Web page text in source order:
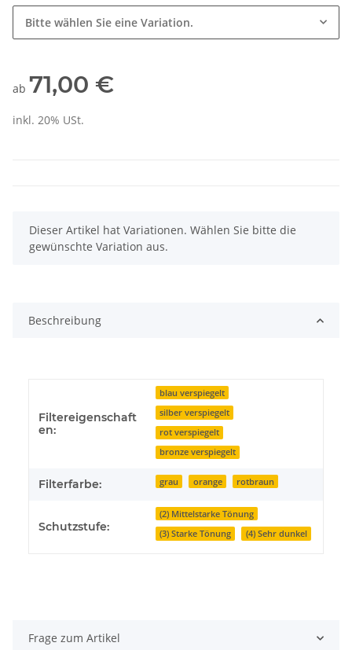
Bitte wählen Sie eine Variation.
ab 71,00 €
inkl. 20% USt.
x
Dieser Artikel hat Variationen. Wählen Sie bitte die
gewünschte Variation aus.
Beschreibung
Filtereigenschaft
en:
blau verspiegelt
silber verspiegelt
rot verspiegelt
bronze verspiegelt
Filterfarbe: grau orange rotbraun
Schutzstufe:
(2) Mittelstarke Tönung
(3) Starke Tönung
(4) Sehr dunkel
Frage zum Artikel